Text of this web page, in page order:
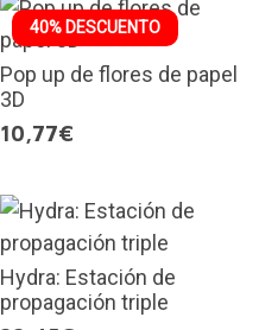
40% DESCUENTO
Pop up de flores de papel
3D
10,77€
Hydra: Estación de
propagación triple